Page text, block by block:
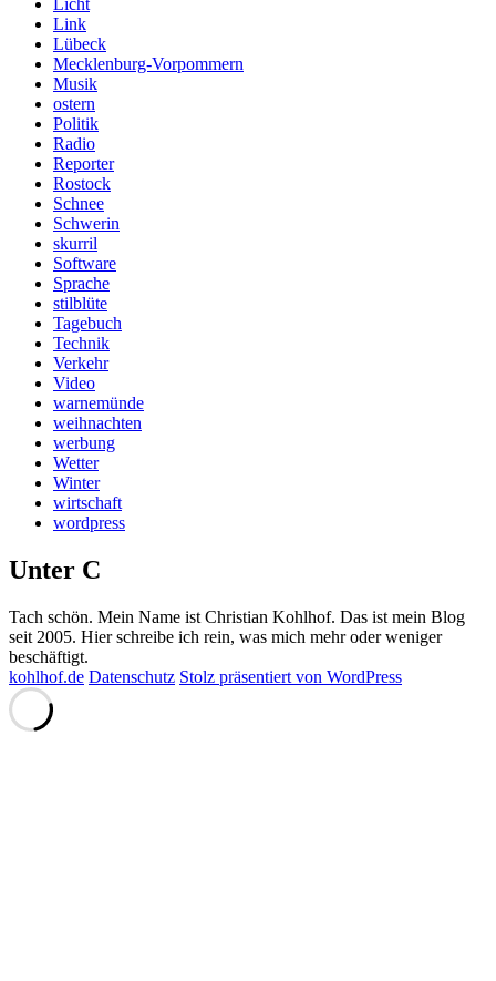
Link
Lübeck
Mecklenburg-Vorpommern
Musik
ostern
Politik
Radio
Reporter
Rostock
Schnee
Schwerin
skurril
Software
Sprache
stilblüte
Tagebuch
Technik
Verkehr
Video
warnemünde
weihnachten
werbung
Wetter
Winter
wirtschaft
wordpress
Unter C
Tach schön. Mein Name ist Christian Kohlhof. Das ist mein Blog
seit 2005. Hier schreibe ich rein, was mich mehr oder weniger
beschäftigt.
kohlhof.de Datenschutz Stolz präsentiert von WordPress